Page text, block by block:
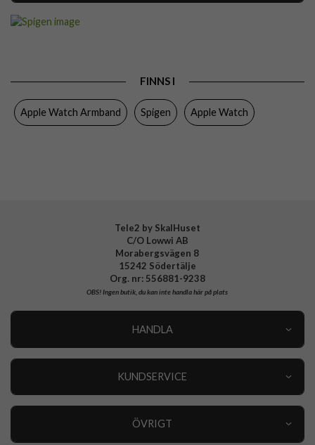
Färg
Material Mjukplast (TPU), Nylon
FINNS I
Apple Watch Armband Spigen Apple Watch
Tele2 by SkalHuset
C/O Lowwi AB
Morabergsvägen 8
15242 Södertälje
Org. nr: 556881-9238
OBS!Ingen butik, du kan inte handla här på plats
HANDLA
KUNDSERVICE
ÖVRIGT